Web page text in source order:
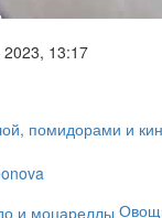
13:17
помидорами и